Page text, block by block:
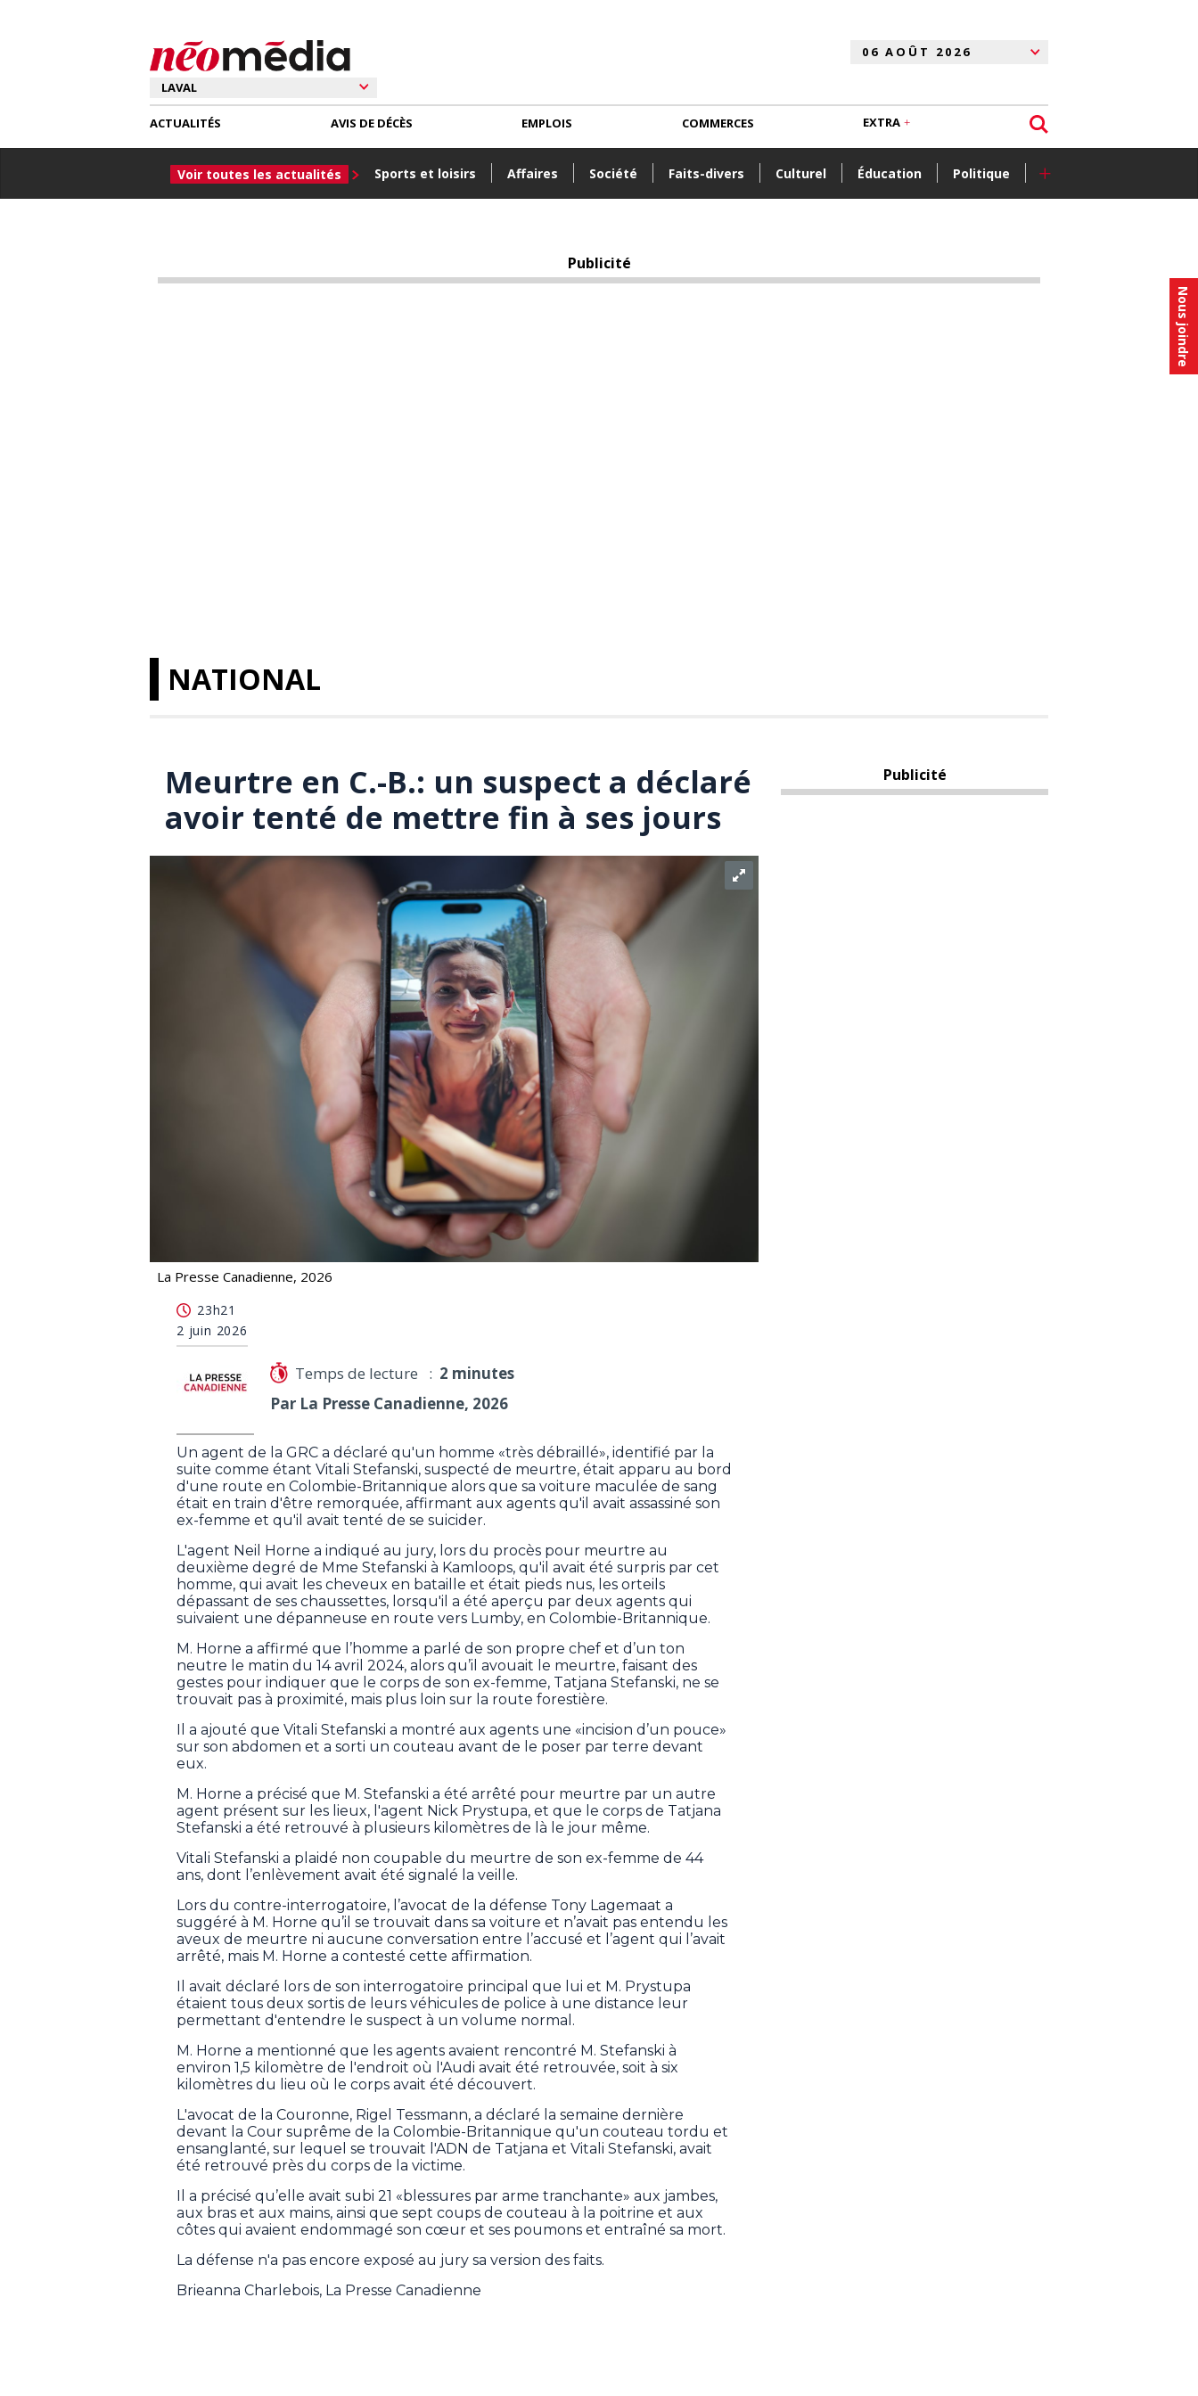
Nous joindre
ACTUALITÉS
Voir toutes les actualités Sports et loisirs Affaires Société Faits-divers Culturel Éducation Politique +
AVIS DE DÉCÈS EMPLOIS COMMERCES EXTRA
Publicité
NATIONAL
Meurtre en C.-B.: un suspect a déclaré
avoir tenté de mettre fin à ses jours
La Presse Canadienne, 2026
23h21
2 juin 2026
Temps de lecture : 2 minutes
Par La Presse Canadienne, 2026
Un agent de la GRC a déclaré qu'un homme «très débraillé», identifié par la
suite comme étant Vitali Stefanski, suspecté de meurtre, était apparu au bord
d'une route en Colombie-Britannique alors que sa voiture maculée de sang
était en train d'être remorquée, affirmant aux agents qu'il avait assassiné son
ex-femme et qu'il avait tenté de se suicider.
L'agent Neil Horne a indiqué au jury, lors du procès pour meurtre au
deuxième degré de Mme Stefanski à Kamloops, qu'il avait été surpris par cet
homme, qui avait les cheveux en bataille et était pieds nus, les orteils
dépassant de ses chaussettes, lorsqu'il a été aperçu par deux agents qui
suivaient une dépanneuse en route vers Lumby, en Colombie-Britannique.
M. Horne a affirmé que l’homme a parlé de son propre chef et d’un ton
neutre le matin du 14 avril 2024, alors qu’il avouait le meurtre, faisant des
gestes pour indiquer que le corps de son ex-femme, Tatjana Stefanski, ne se
trouvait pas à proximité, mais plus loin sur la route forestière.
Il a ajouté que Vitali Stefanski a montré aux agents une «incision d’un pouce»
sur son abdomen et a sorti un couteau avant de le poser par terre devant
eux.
M. Horne a précisé que M. Stefanski a été arrêté pour meurtre par un autre
agent présent sur les lieux, l'agent Nick Prystupa, et que le corps de Tatjana
Stefanski a été retrouvé à plusieurs kilomètres de là le jour même.
Vitali Stefanski a plaidé non coupable du meurtre de son ex-femme de 44
ans, dont l’enlèvement avait été signalé la veille.
Lors du contre-interrogatoire, l’avocat de la défense Tony Lagemaat a
suggéré à M. Horne qu’il se trouvait dans sa voiture et n’avait pas entendu les
aveux de meurtre ni aucune conversation entre l’accusé et l’agent qui l’avait
arrêté, mais M. Horne a contesté cette affirmation.
Il avait déclaré lors de son interrogatoire principal que lui et M. Prystupa
étaient tous deux sortis de leurs véhicules de police à une distance leur
permettant d'entendre le suspect à un volume normal.
M. Horne a mentionné que les agents avaient rencontré M. Stefanski à
environ 1,5 kilomètre de l'endroit où l'Audi avait été retrouvée, soit à six
kilomètres du lieu où le corps avait été découvert.
L'avocat de la Couronne, Rigel Tessmann, a déclaré la semaine dernière
devant la Cour suprême de la Colombie-Britannique qu'un couteau tordu et
ensanglanté, sur lequel se trouvait l'ADN de Tatjana et Vitali Stefanski, avait
été retrouvé près du corps de la victime.
Il a précisé qu’elle avait subi 21 «blessures par arme tranchante» aux jambes,
aux bras et aux mains, ainsi que sept coups de couteau à la poitrine et aux
côtes qui avaient endommagé son cœur et ses poumons et entraîné sa mort.
La défense n'a pas encore exposé au jury sa version des faits.
Brieanna Charlebois, La Presse Canadienne
Publicité